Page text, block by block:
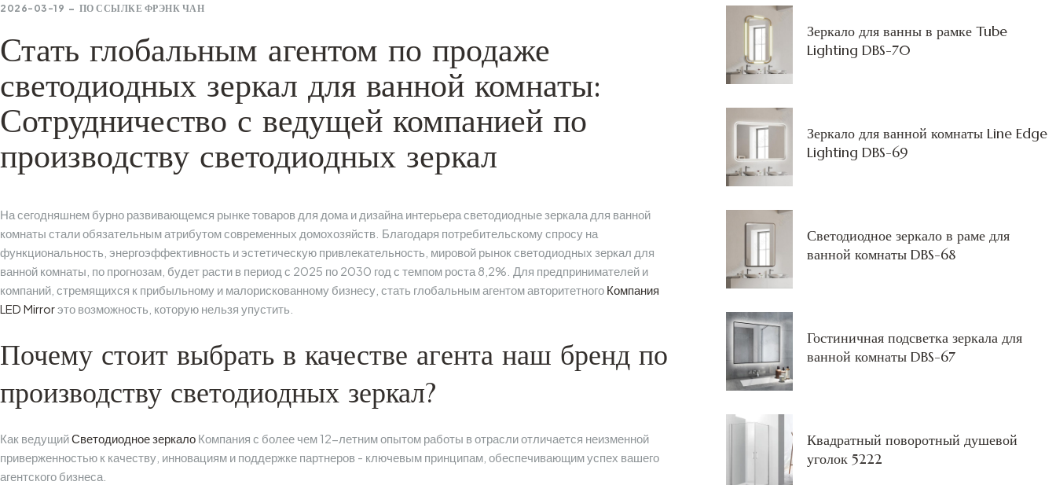
2026-03-19 ПО ССЫЛКЕ ФРЭНК ЧАН
Стать глобальным агентом по продаже
светодиодных зеркал для ванной комнаты:
Сотрудничество с ведущей компанией по
производству светодиодных зеркал
На сегодняшнем бурно развивающемся рынке товаров для дома и дизайна интерьера светодиодные зеркала для ванной
комнаты стали обязательным атрибутом современных домохозяйств. Благодаря потребительскому спросу на
функциональность, энергоэффективность и эстетическую привлекательность, мировой рынок светодиодных зеркал для
ванной комнаты, по прогнозам, будет расти в период с 2025 по 2030 год с темпом роста 8,2%. Для предпринимателей и
компаний, стремящихся к прибыльному и малорискованному бизнесу, стать глобальным агентом авторитетного Компания
LED Mirrorэто возможность, которую нельзя упустить.
Почему стоит выбрать в качестве агента наш бренд по
производству светодиодных зеркал?
Как ведущийСветодиодное зеркало Компания с более чем 12-летним опытом работы в отрасли отличается неизменной
приверженностью к качеству, инновациям и поддержке партнеров - ключевым принципам, обеспечивающим успех вашего
агентского бизнеса.
Зеркало для ванны в рамке Tube
Lighting DBS-70
Зеркало для ванной комнаты Line Edge
Lighting DBS-69
Светодиодное зеркало в раме для
ванной комнаты DBS-68
Гостиничная подсветка зеркала для
ванной комнаты DBS-67
Квадратный поворотный душевой
уголок 5222